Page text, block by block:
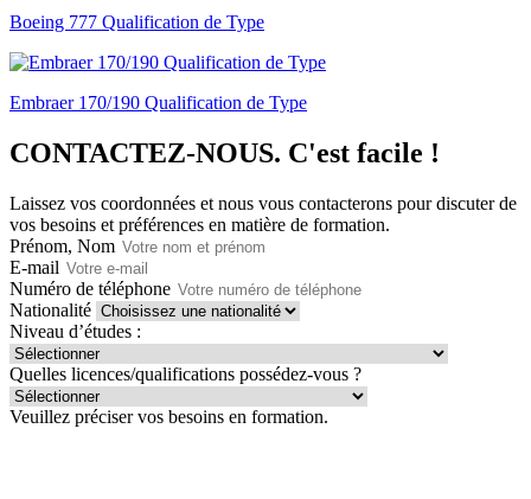
Boeing 777 Qualification de Type
Embraer 170/190 Qualification de Type
CONTACTEZ-NOUS. C'est facile !
Laissez vos coordonnées et nous vous contacterons pour discuter de
vos besoins et préférences en matière de formation.
Prénom, Nom
E-mail
Numéro de téléphone
Nationalité
Niveau d’études :
Quelles licences/qualifications possédez-vous ?
Veuillez préciser vos besoins en formation.